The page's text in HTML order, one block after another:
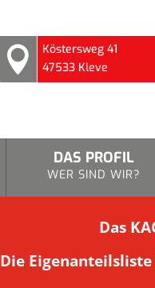

Köstersweg 41
47533 Kleve
DAS PROFIL
WER SIND WIR?
Das
Die